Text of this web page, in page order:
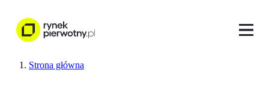
Strona główna